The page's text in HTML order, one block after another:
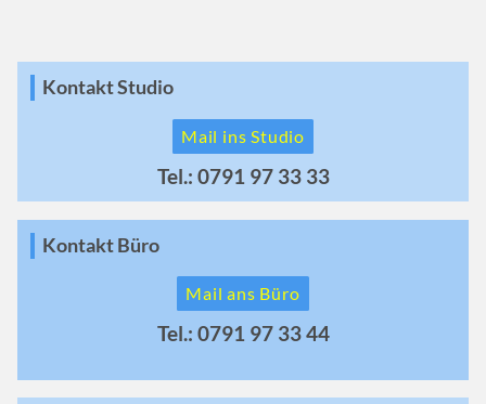
Kontakt Studio
Mail ins Studio
Tel.: 0791 97 33 33
Kontakt Büro
Mail ans Büro
Tel.: 0791 97 33 44